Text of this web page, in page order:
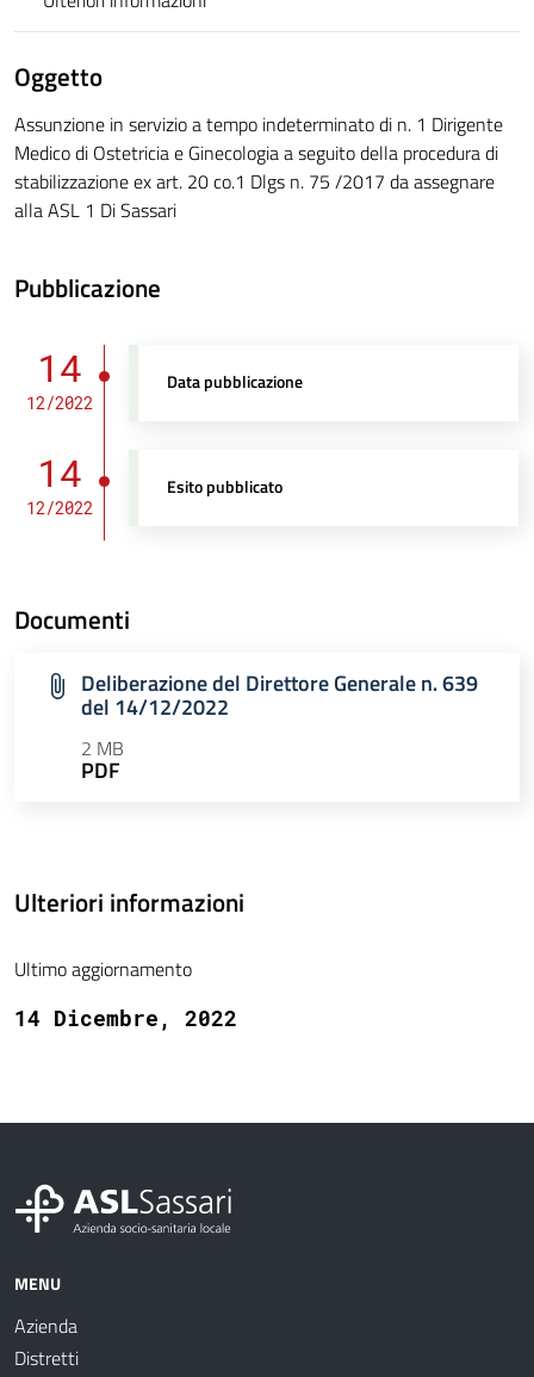
Oggetto
Assunzione in servizio a tempo indeterminato di n. 1 Dirigente
Medico di Ostetricia e Ginecologia a seguito della procedura di
stabilizzazione ex art. 20 co.1 Dlgs n. 75 /2017 da assegnare
alla ASL 1 Di Sassari
Pubblicazione
14
12/2022
Data pubblicazione
14
12/2022
Esito pubblicato
Documenti
Deliberazione del Direttore Generale n. 639
del 14/12/2022
2 MB
PDF
Ulteriori informazioni
Ultimo aggiornamento
14 Dicembre, 2022
MENU
Azienda
Distretti